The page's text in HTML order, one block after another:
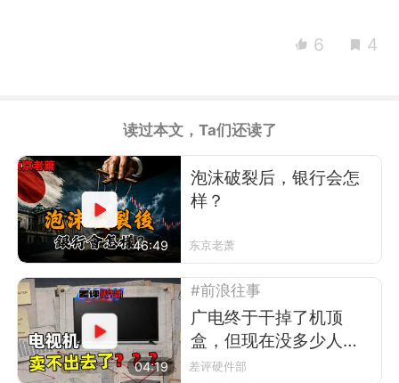
6 4
读过本文，Ta们还读了
46:49
泡沫破裂后，银行会怎
样？
东京老萧
04:19
#前浪往事
广电终于干掉了机顶
盒，但现在没多少人看
电视了
差评硬件部